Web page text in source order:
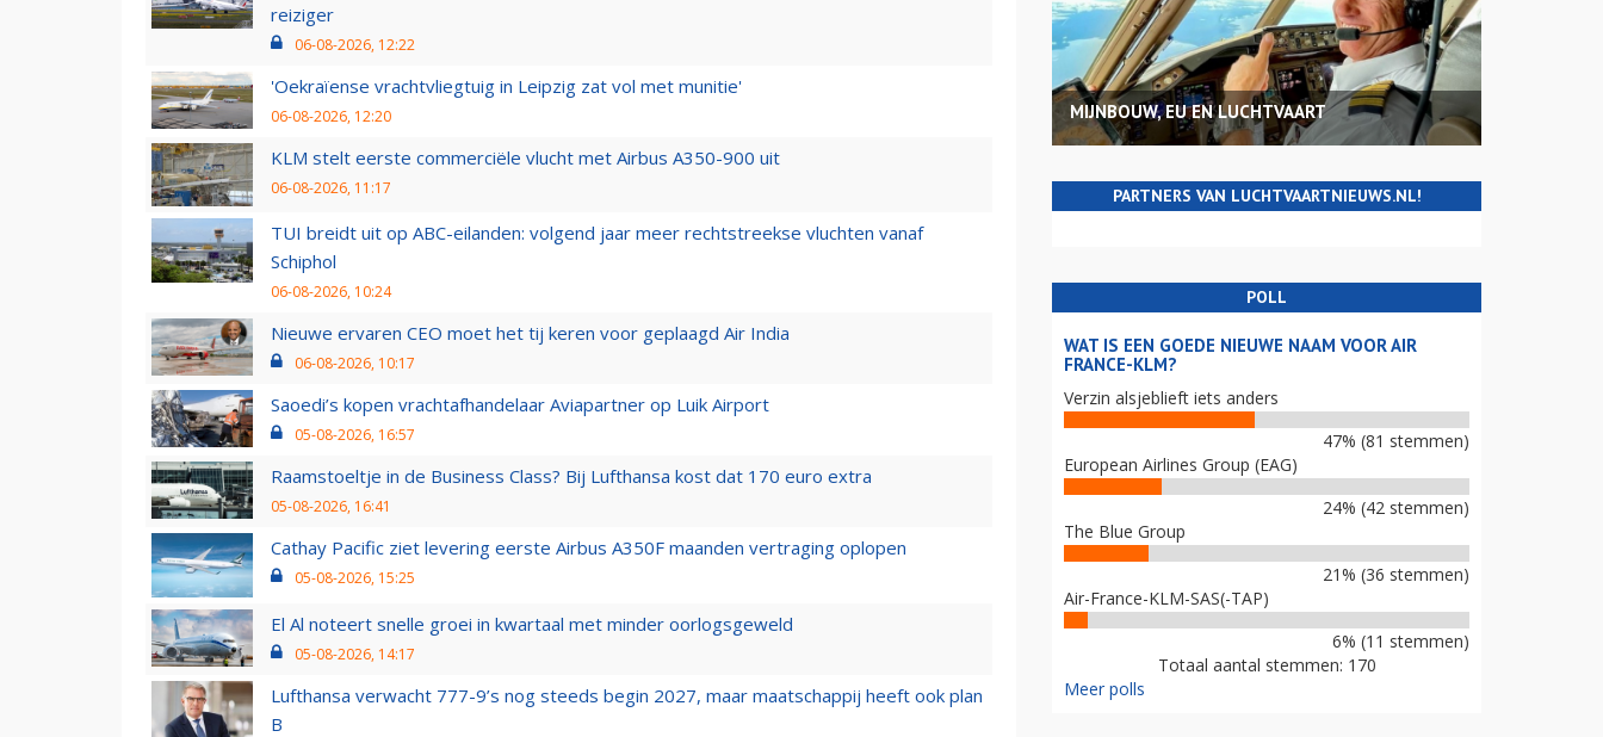
reiziger
06-08-2026, 12:22
'Oekraïense vrachtvliegtuig in Leipzig zat vol met munitie'
06-08-2026, 12:20
KLM stelt eerste commerciële vlucht met Airbus A350-900 uit
06-08-2026, 11:17
TUI breidt uit op ABC-eilanden: volgend jaar meer rechtstreekse vluchten vanaf
Schiphol
06-08-2026, 10:24
Nieuwe ervaren CEO moet het tij keren voor geplaagd Air India
06-08-2026, 10:17
Saoedi’s kopen vrachtafhandelaar Aviapartner op Luik Airport
05-08-2026, 16:57
Raamstoeltje in de Business Class? Bij Lufthansa kost dat 170 euro extra
05-08-2026, 16:41
Cathay Pacific ziet levering eerste Airbus A350F maanden vertraging oplopen
05-08-2026, 15:25
El Al noteert snelle groei in kwartaal met minder oorlogsgeweld
05-08-2026, 14:17
Lufthansa verwacht 777-9’s nog steeds begin 2027, maar maatschappij heeft ook plan
B
MIJNBOUW, EU EN LUCHTVAART
PARTNERS VAN LUCHTVAARTNIEUWS.NL!
POLL
WAT IS EEN GOEDE NIEUWE NAAM VOOR AIR
FRANCE-KLM?
Verzin alsjeblieft iets anders
47% (81 stemmen)
European Airlines Group (EAG)
24% (42 stemmen)
The Blue Group
21% (36 stemmen)
Air-France-KLM-SAS(-TAP)
6% (11 stemmen)
Totaal aantal stemmen: 170
Meer polls